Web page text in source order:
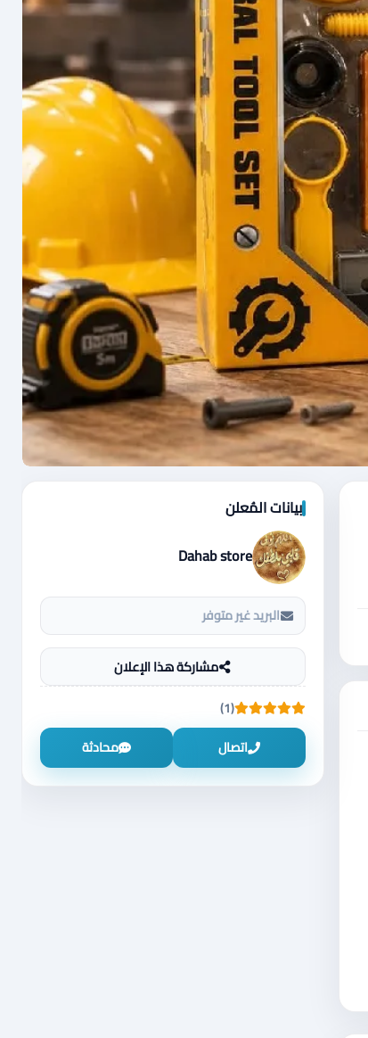
بيانات المُعلن
Dahab store
البريد غير متوفر
مشاركة هذا الإعلان
(1)
اتصال
محادثة